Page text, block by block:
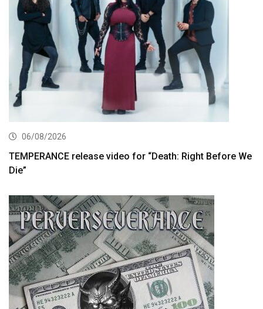
06/08/2026
TEMPERANCE release video for “Death: Right Before We
Die”